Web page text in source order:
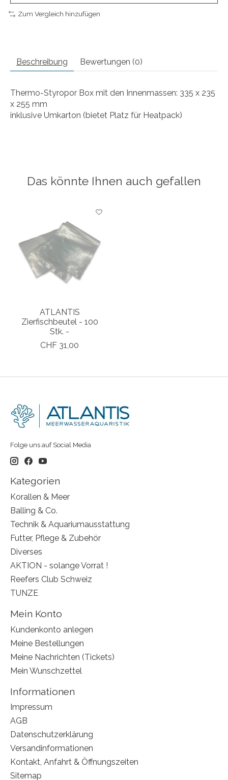
Zum Vergleich hinzufügen
Beschreibung Bewertungen (0)
Thermo-Styropor Box mit den Innenmassen: 335 x 235
x 255 mm
inklusive Umkarton (bietet Platz für Heatpack)
Das könnte Ihnen auch gefallen
Produkt-Karussell-Artikel
ATLANTIS
Zierfischbeutel - 100
Stk. -
CHF 31,00
Folge uns auf Social Media
Kategorien
Korallen & Meer
Balling & Co.
Technik & Aquariumausstattung
Futter, Pflege & Zubehör
Diverses
AKTION - solange Vorrat !
Reefers Club Schweiz
TUNZE
Mein Konto
Kundenkonto anlegen
Meine Bestellungen
Meine Nachrichten (Tickets)
Mein Wunschzettel
Informationen
Impressum
AGB
Datenschutzerklärung
Versandinformationen
Kontakt, Anfahrt & Öffnungszeiten
Sitemap